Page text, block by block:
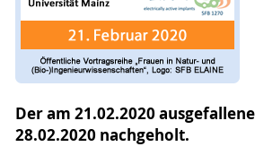
Der am 21.02.2020
28.02.2020 nachgeholt.